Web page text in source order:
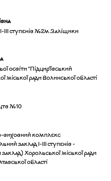
ІІІ ступенів №2м.Заліщики
освіти "Підцир'ївський
міської ради Волинської області
№10
виховний комплекс
заклад І-ІІІ ступенів -
Хорольської міської ради
області